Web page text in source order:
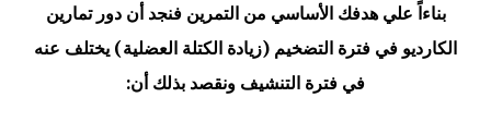
بناءاً علي هدفك الأساسي من التمرين فنجد أن دور تمارين
الكارديو في فترة التضخيم (زيادة الكتلة العضلية) يختلف عنه
في فترة التنشيف ونقصد بذلك أن: